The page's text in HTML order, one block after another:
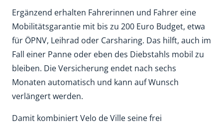
Ergänzend erhalten Fahrerinnen und Fahrer eine
Mobilitätsgarantie mit bis zu 200 Euro Budget, etwa
für ÖPNV, Leihrad oder Carsharing. Das hilft, auch im
Fall einer Panne oder eben des Diebstahls mobil zu
bleiben. Die Versicherung endet nach sechs
Monaten automatisch und kann auf Wunsch
verlängert werden.
Damit kombiniert Velo de Ville seine frei